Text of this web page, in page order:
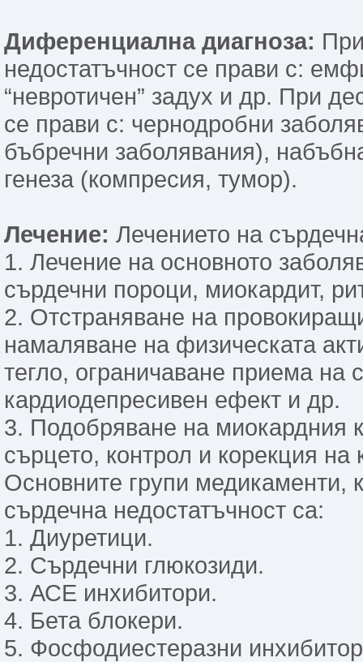
Диференциална диагноза:
недостатъчност се прави с:
“невротичен” задух и др. При
се прави с: чернодробни
бъбречни заболявания),
генеза (компресия, тумор).
Лечение: Лечението на
1. Лечение на основното
сърдечни пороци, миокардит,
2. Отстраняване на
намаляване на физическата
тегло, ограничаване приема на
кардиодепресивен ефект и др.
3. Подобряване на миокардния
сърцето, контрол и корекция на
Основните групи медикаменти,
сърдечна недостатъчност са:
1. Диуретици.
2. Сърдечни глюкозиди.
3. АСЕ инхибитори.
4. Бета блокери.
5. Фосфодиестеразни